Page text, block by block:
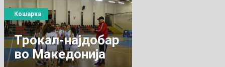
Трокал-најдобар
во Македонија
Кошарка